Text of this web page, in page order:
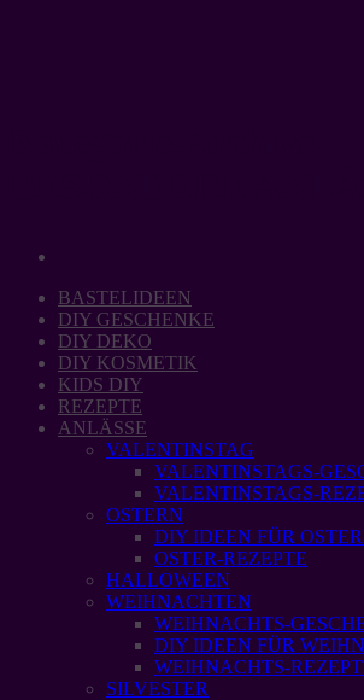
BASTELIDEEN
DIY GESCHENKE
DIY DEKO
DIY KOSMETIK
KIDS DIY
REZEPTE
ANLÄSSE
VALENTINSTAG
VALENTINSTAGS-
VALENTINSTAGS-
OSTERN
DIY IDEEN FÜR
OSTER-REZEPTE
HALLOWEEN
WEIHNACHTEN
WEIHNACHTS-
DIY IDEEN FÜR
WEIHNACHTS-
SILVESTER